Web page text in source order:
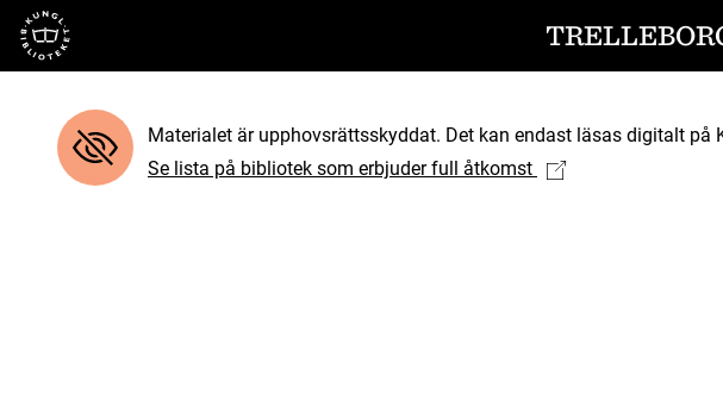
Till startsidan
Materialet är upphovsrättsskyddat. Det kan endast läsas digitalt
Se lista på bibliotek som erbjuder full åtkomst